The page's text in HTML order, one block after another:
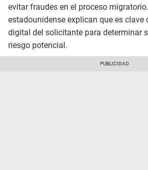
evitar fraudes en el proceso
estadounidense explican que es clave
digital del solicitante para determinar
riesgo potencial.